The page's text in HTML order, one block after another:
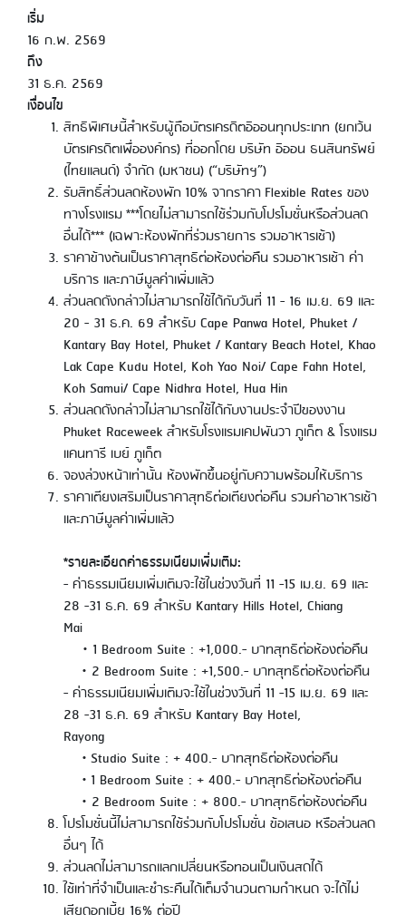
เริ่ม
16 ก.พ. 2569
ถึง
31 ธ.ค. 2569
เงื่อนไข
สิทธิพิเศษนี้สำหรับผู้ถือบัตรเครดิตอิออนทุกประเภท (ยกเว้น
บัตรเครดิตเพื่อองค์กร) ที่ออกโดย บริษัท อิออน ธนสินทรัพย์
(ไทยแลนด์) จำกัด (มหาชน) (“บริษัทฯ”)
รับสิทธิ์ส่วนลดห้องพัก 10% จากราคา Flexible Rates ของ
ทางโรงแรม ***โดยไม่สามารถใช้ร่วมกับโปรโมชั่นหรือส่วนลด
อื่นได้*** (เฉพาะห้องพักที่ร่วมรายการ รวมอาหารเช้า)
ราคาข้างต้นเป็นราคาสุทธิต่อห้องต่อคืน รวมอาหารเช้า ค่า
บริการ และภาษีมูลค่าเพิ่มแล้ว
ส่วนลดดังกล่าวไม่สามารถใช้ได้กับวันที่ 11 - 16 เม.ย. 69 และ
20 - 31 ธ.ค. 69 สำหรับ Cape Panwa Hotel, Phuket /
Kantary Bay Hotel, Phuket / Kantary Beach Hotel, Khao
Lak Cape Kudu Hotel, Koh Yao Noi/ Cape Fahn Hotel,
Koh Samui/ Cape Nidhra Hotel, Hua Hin
ส่วนลดดังกล่าวไม่สามารถใช้ได้กับงานประจำปีของงาน
Phuket Raceweek สำหรับโรงแรมเคปพันวา ภูเก็ต & โรงแรม
แคนทารี เบย์ ภูเก็ต
จองล่วงหน้าเท่านั้น ห้องพักขึ้นอยู่กับความพร้อมให้บริการ
ราคาเตียงเสริมเป็นราคาสุทธิต่อเตียงต่อคืน รวมค่าอาหารเช้า
และภาษีมูลค่าเพิ่มแล้ว
*รายละเอียดค่าธรรมเนียมเพิ่มเติม:
- ค่าธรรมเนียมเพิ่มเติมจะใช้ในช่วงวันที่ 11 -15 เม.ย. 69 และ
28 -31 ธ.ค. 69 สำหรับ Kantary Hills Hotel, Chiang
Mai
• 1 Bedroom Suite : +1,000.- บาทสุทธิต่อห้องต่อคืน
• 2 Bedroom Suite : +1,500.- บาทสุทธิต่อห้องต่อคืน
- ค่าธรรมเนียมเพิ่มเติมจะใช้ในช่วงวันที่ 11 -15 เม.ย. 69 และ
28 -31 ธ.ค. 69 สำหรับ Kantary Bay Hotel,
Rayong
• Studio Suite : + 400.- บาทสุทธิต่อห้องต่อคืน
• 1 Bedroom Suite : + 400.- บาทสุทธิต่อห้องต่อคืน
• 2 Bedroom Suite : + 800.- บาทสุทธิต่อห้องต่อคืน
โปรโมชั่นนี้ไม่สามารถใช้ร่วมกับโปรโมชั่น ข้อเสนอ หรือส่วนลด
อื่นๆ ได้
ส่วนลดไม่สามารถแลกเปลี่ยนหรือทอนเป็นเงินสดได้
ใช้เท่าที่จำเป็นและชำระคืนได้เต็มจำนวนตามกำหนด จะได้ไม่
เสียดอกเบี้ย 16% ต่อปี